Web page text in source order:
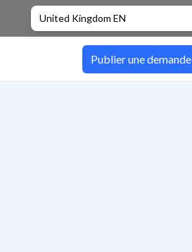
United Kingdom EN
Publier une demande